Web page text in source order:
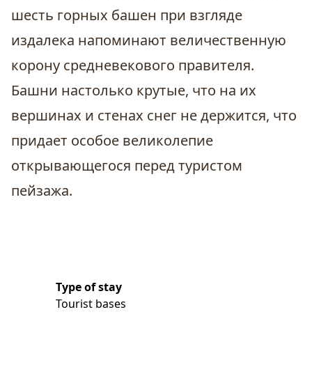
шесть горных башен при взгляде
издалека напоминают величественную
корону средневекового правителя.
Башни настолько крутые, что на их
вершинах и стенах снег не держится, что
придает особое великолепие
открывающегося перед туристом
пейзажа.
Type of stay
Tourist bases